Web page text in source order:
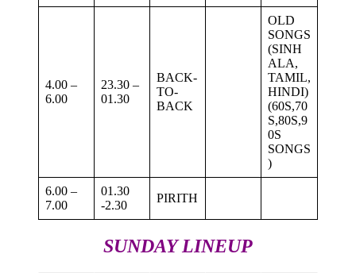
4.00 –
6.00
23.30 –
01.30
BACK-
TO-
BACK
OLD
SONGS
(SINH
ALA,
TAMIL,
HINDI)
(60S,70
S,80S,9
0S
SONGS
)
6.00 –
7.00
01.30
-2.30
PIRITH
SUNDAY LINEUP